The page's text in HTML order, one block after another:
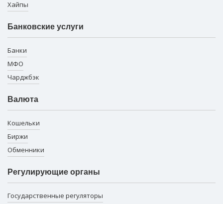
Хайпы
Банковские услуги
Банки
МФО
Чарджбэк
Валюта
Кошельки
Биржи
Обменники
Регулирующие органы
Государственные регуляторы